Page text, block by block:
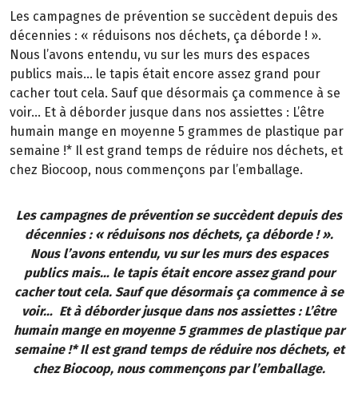
Les campagnes de prévention se succèdent depuis des
décennies : « réduisons nos déchets, ça déborde ! ».
Nous l’avons entendu, vu sur les murs des espaces
publics mais… le tapis était encore assez grand pour
cacher tout cela. Sauf que désormais ça commence à se
voir… Et à déborder jusque dans nos assiettes : L’être
humain mange en moyenne 5 grammes de plastique par
semaine !* Il est grand temps de réduire nos déchets, et
chez Biocoop, nous commençons par l’emballage.
Les campagnes de prévention se succèdent depuis des
décennies : « réduisons nos déchets, ça déborde ! ».
Nous l’avons entendu, vu sur les murs des espaces
publics mais… le tapis était encore assez grand pour
cacher tout cela. Sauf que désormais ça commence à se
voir… Et à déborder jusque dans nos assiettes : L’être
humain mange en moyenne 5 grammes de plastique par
semaine !* Il est grand temps de réduire nos déchets, et
chez Biocoop, nous commençons par l’emballage.